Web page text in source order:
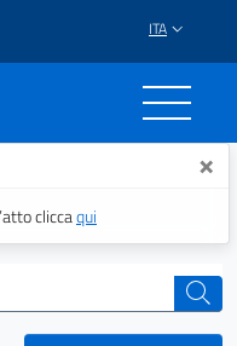
ITA
×
cliccaqui
cerca